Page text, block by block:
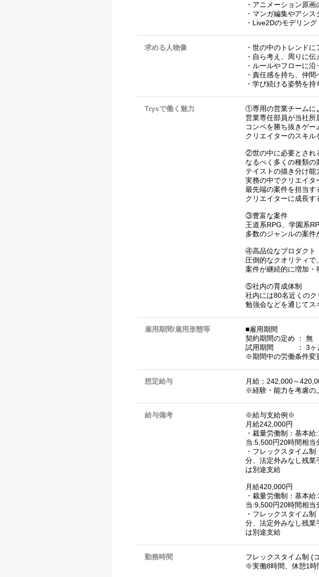
・アニメーション原画
・マンガ編集やアシ
・Live2Dのモデリン
求める人物像
・世の中のトレンド
・自ら考え、周りに
・ルールやフローに
・責任感を持ち、仲
・学び続ける姿勢を
Trysで働く魅力
①専用の営業チームに
営業専任部員が当社所
コンペを勝ち抜きゲー
クリエイターのスキル
②世の中に必要とされ
なるべく多くの種類の
テイストの描き分け能
実務の中でクリエイタ
最先端の案件を担当す
クリエイターに成長す
③豊富な案件
王道系RPG、学園系
多数のジャンルの案件
④高品位なプロダクト
圧倒的なクオリティで
案件が継続的に増加・
⑤社内の育成体制
社内には80名近くのク
勉強会などを通じてス
雇用期間/雇用形態等
■雇用期間
契約期間の定め ： 無
試用期間 ： 3
※期間中の労働条件変
想定給与
月給：242,000～
※経験・能力を考慮の
給与備考
※給与支給例※
月給242,000円
・裁量労働制：基本
当:5,500円20時間相当
・フレックスタイム
分、法定外みなし残
は別途支給
月給420,000円
・裁量労働制：基本
当:9,500円20時間相当
・フレックスタイム
分、法定外みなし残
は別途支給
勤務時間
フレックスタイム制 (
※実働8時間、休憩1時